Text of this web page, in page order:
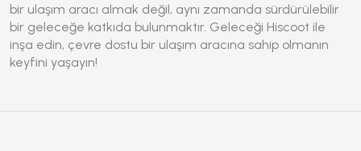
bir ulaşım aracı almak değil, aynı zamanda sürdürülebilir
bir geleceğe katkıda bulunmaktır. Geleceği Hiscoot ile
inşa edin, çevre dostu bir ulaşım aracına sahip olmanın
keyfini yaşayın!